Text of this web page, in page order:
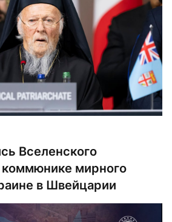
Игорь […]
Вселенского
коммюнике мирного
в Швейцарии